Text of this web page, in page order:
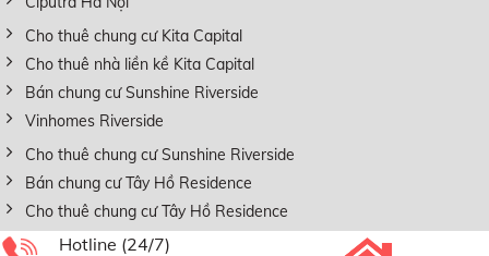
Cho thuê chung cư Kita Capital
Cho thuê nhà liền kề Kita Capital
Bán chung cư Sunshine Riverside
Vinhomes Riverside
Cho thuê chung cư Sunshine Riverside
Bán chung cư Tây Hồ Residence
Cho thuê chung cư Tây Hồ Residence
Hotline (24/7)